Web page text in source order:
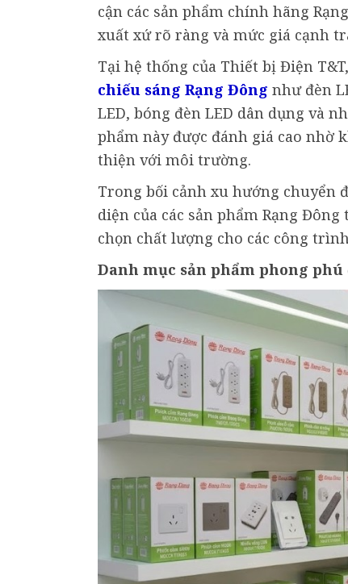
cận các sản phẩm chính hãng
xuất xứ rõ ràng và mức giá cạnh
Tại hệ thống của Thiết bị Điện
chiếu sáng Rạng Đông như đèn
LED, bóng đèn LED dân dụng và
phẩm này được đánh giá cao nhờ
thiện với môi trường.
Trong bối cảnh xu hướng chuyển
diện của các sản phẩm Rạng
chọn chất lượng cho các công
Danh mục sản phẩm phong